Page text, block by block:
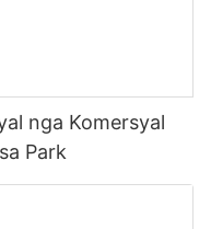
nga Komersyal
Park